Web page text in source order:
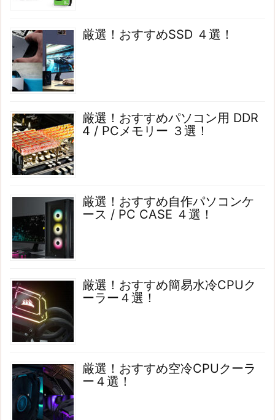
厳選！おすすめSSD ４選！
厳選！おすすめパソコン用 DDR
4 / PCメモリー ３選！
厳選！おすすめ自作パソコンケ
ース / PC CASE ４選！
厳選！おすすめ簡易水冷CPUク
ーラー４選！
厳選！おすすめ空冷CPUクーラ
ー４選！